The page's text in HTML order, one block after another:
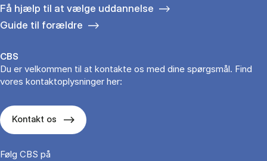
Få hjælp til at vælge uddannelse
Guide til forældre
CBS
Du er velkommen til at kontakte os med dine spørgsmål. Find
vores kontaktoplysninger her:
Kontakt os
Følg CBS på